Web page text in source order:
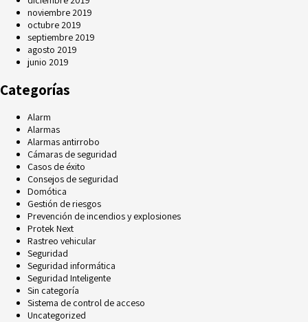
noviembre 2019
octubre 2019
septiembre 2019
agosto 2019
junio 2019
Categorías
Alarm
Alarmas
Alarmas antirrobo
Cámaras de seguridad
Casos de éxito
Consejos de seguridad
Domótica
Gestión de riesgos
Prevención de incendios y explosiones
Protek Next
Rastreo vehicular
Seguridad
Seguridad informática
Seguridad Inteligente
Sin categoría
Sistema de control de acceso
Uncategorized